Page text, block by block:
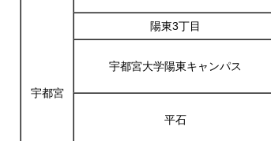
宇都宮
陽東3丁目
宇都宮大学陽東キャンパス
平石